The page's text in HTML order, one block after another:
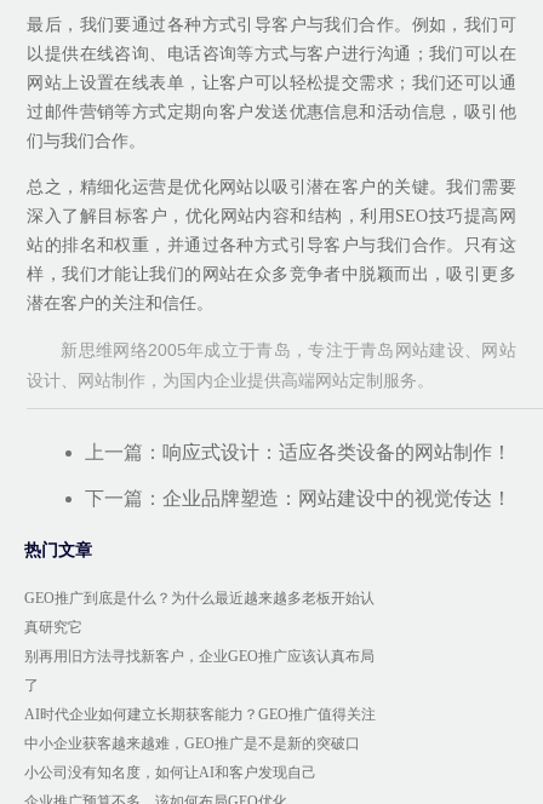
最后，我们要通过各种方式引导客户与我们合作。例如，我们可
以提供在线咨询、电话咨询等方式与客户进行沟通；我们可以在
网站上设置在线表单，让客户可以轻松提交需求；我们还可以通
过邮件营销等方式定期向客户发送优惠信息和活动信息，吸引他
们与我们合作。
总之，精细化运营是优化网站以吸引潜在客户的关键。我们需要
深入了解目标客户，优化网站内容和结构，利用SEO技巧提高网
站的排名和权重，并通过各种方式引导客户与我们合作。只有这
样，我们才能让我们的网站在众多竞争者中脱颖而出，吸引更多
潜在客户的关注和信任。
新思维网络2005年成立于青岛，专注于青岛网站建设、网站
设计、网站制作，为国内企业提供高端网站定制服务。
上一篇： 响应式设计：适应各类设备的网站制作！
下一篇：企业品牌塑造：网站建设中的视觉传达！
热门文章
GEO推广到底是什么？为什么最近越来越多老板开始认
真研究它
别再用旧方法寻找新客户，企业GEO推广应该认真布局
了
AI时代企业如何建立长期获客能力？GEO推广值得关注
中小企业获客越来越难，GEO推广是不是新的突破口
小公司没有知名度，如何让AI和客户发现自己